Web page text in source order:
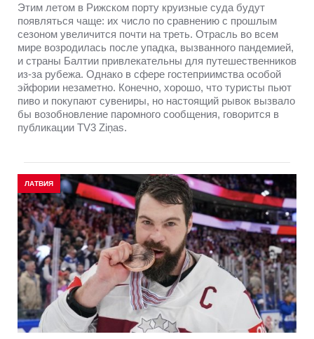
Этим летом в Рижском порту круизные суда будут
появляться чаще: их число по сравнению с прошлым
сезоном увеличится почти на треть. Отрасль во всем
мире возродилась после упадка, вызванного пандемией,
и страны Балтии привлекательны для путешественников
из-за рубежа. Однако в сфере гостеприимства особой
эйфории незаметно. Конечно, хорошо, что туристы пьют
пиво и покупают сувениры, но настоящий рывок вызвало
бы возобновление паромного сообщения, говорится в
публикации TV3 Ziņas.
ЛАТВИЯ